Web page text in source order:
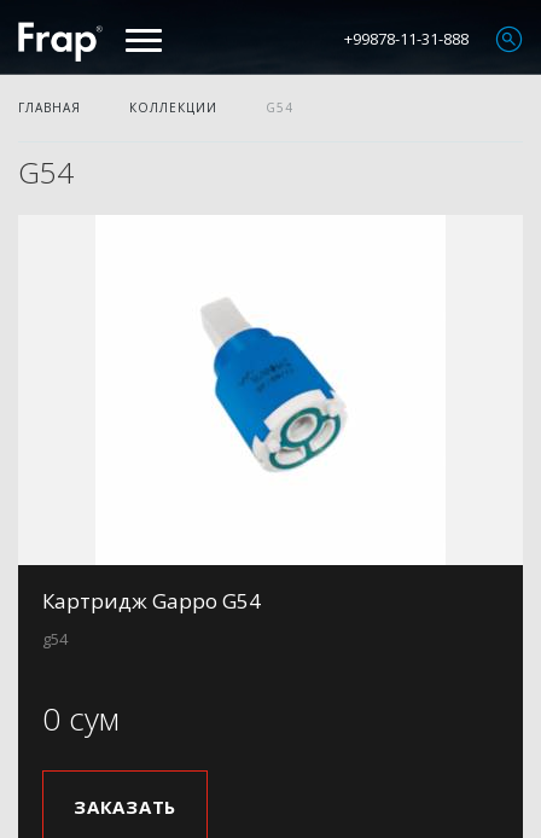
+99878-11-31-888
ГЛАВНАЯ КОЛЛЕКЦИИ G54
G54
Картридж Gappo G54
g54
0 сум
ЗАКАЗАТЬ